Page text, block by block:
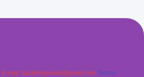
E-mail: backlinkpaneli@gmail.com Teams: